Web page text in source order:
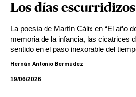
Los días escurridizos
La poesía de Martín Cálix en “El año
memoria de la infancia, las cicatrices
sentido en el paso inexorable del
Hernán Antonio Bermúdez
19/06/2026